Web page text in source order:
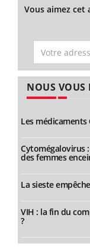
Vous aimez cet
NOUS
Les médicaments
Cytomégalovirus
des femmes
La sieste
VIH : la fin du
?